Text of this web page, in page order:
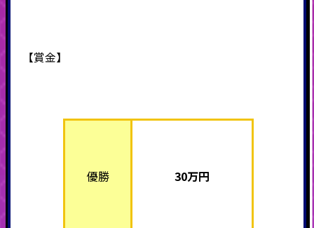
【賞金】
優勝 30万円